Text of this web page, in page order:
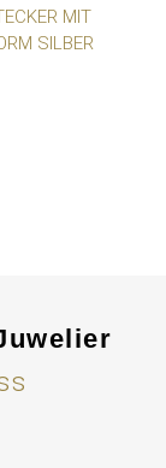
MIT
SILBER